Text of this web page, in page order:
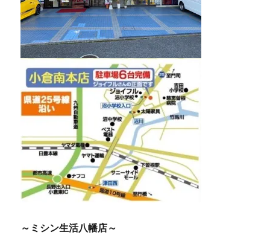
～ミシン生活八幡店～